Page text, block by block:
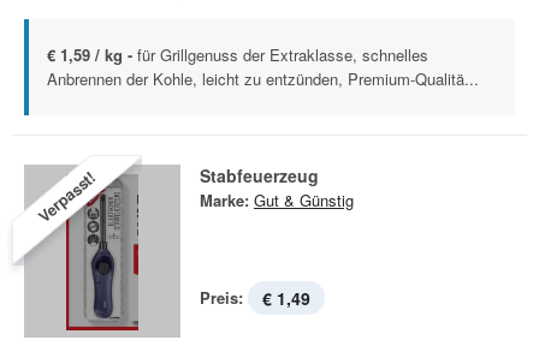
€ 1,59 / kg - für Grillgenuss der Extraklasse, schnelles
Anbrennen der Kohle, leicht zu entzünden, Premium-Qualitä...
Verpasst! Stabfeuerzeug
Marke: Gut & Günstig
Preis: € 1,49